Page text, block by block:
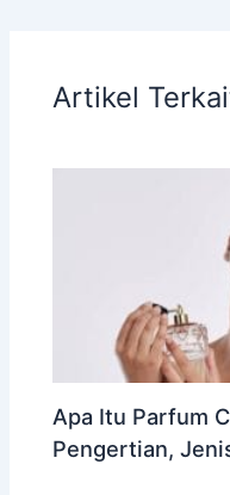
Artikel
Apa Itu Parfum
Pengertian,